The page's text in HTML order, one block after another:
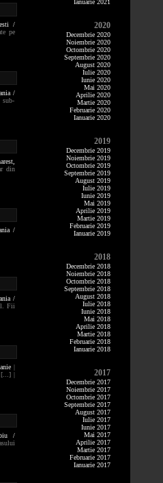
/
pe
/
sub-
din
/
/
Fii
|
[...] |
/
Ianuarie 2021
2020
Decembrie 2020
Noiembrie 2020
Octombrie 2020
Septembrie 2020
August 2020
Iulie 2020
Iunie 2020
Mai 2020
Aprilie 2020
Martie 2020
Februarie 2020
Ianuarie 2020
2019
Decembrie 2019
Noiembrie 2019
Octombrie 2019
Septembrie 2019
August 2019
Iulie 2019
Iunie 2019
Mai 2019
Aprilie 2019
Martie 2019
Februarie 2019
Ianuarie 2019
2018
Decembrie 2018
Noiembrie 2018
Octombrie 2018
Septembrie 2018
August 2018
Iulie 2018
Iunie 2018
Mai 2018
Aprilie 2018
Martie 2018
Februarie 2018
Ianuarie 2018
2017
Decembrie 2017
Noiembrie 2017
Octombrie 2017
Septembrie 2017
August 2017
Iulie 2017
Iunie 2017
Mai 2017
Aprilie 2017
Martie 2017
Februarie 2017
Ianuarie 2017